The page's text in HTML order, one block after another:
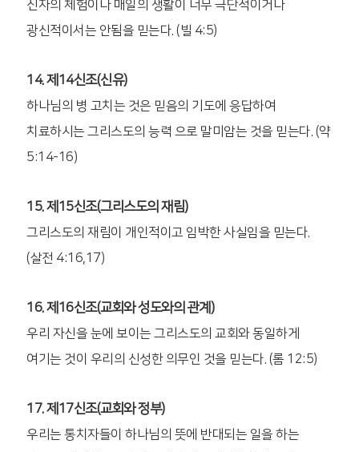
신자의 체험이나 매일의 생활이 너무 극단적이거나
광신적이서는 안됨을 믿는다. (빌 4:5)
14. 제14신조(신유)
하나님의 병 고치는 것은 믿음의 기도에 응답하여
치료하시는 그리스도의 능력 으로 말미암는 것을 믿는다. (약
5:14-16)
15. 제15신조(그리스도의 재림)
그리스도의 재림이 개인적이고 임박한 사실임을 믿는다.
(살전 4:16,17)
16. 제16신조(교회와 성도와의 관계)
우리 자신을 눈에 보이는 그리스도의 교회와 동일하게
여기는 것이 우리의 신성한 의무인 것을 믿는다. (롬 12:5)
17. 제17신조(교회와 정부)
우리는 통치자들이 하나님의 뜻에 반대되는 일을 하는